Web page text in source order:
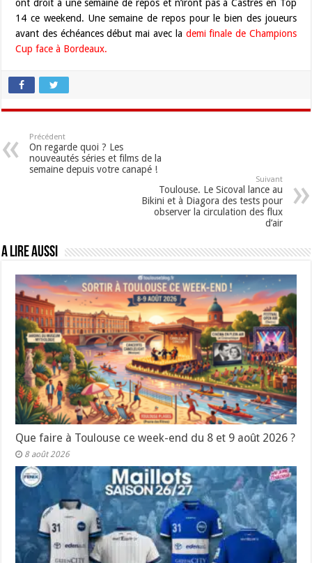
ont droit à une semaine de repos et n’iront pas à Castres en Top
14 ce weekend. Une semaine de repos pour le bien des joueurs
avant des échéances début mai avec la demi finale de Champions
Cup face à Bordeaux.
Précédent
On regarde quoi ? Les
nouveautés séries et films de la
semaine depuis votre canapé !
Suivant
Toulouse. Le Sicoval lance au
Bikini et à Diagora des tests pour
observer la circulation des flux
d’air
A lire aussi
Que faire à Toulouse ce week-end du 8 et 9 août 2026 ?
8 août 2026